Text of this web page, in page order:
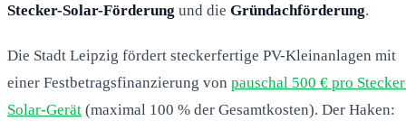
Stecker-Solar-Förderung und die Gründachförderung.
Die Stadt Leipzig fördert steckerfertige PV-Kleinanlagen mit
einer Festbetragsfinanzierung von pauschal 500 € pro
Solar-Gerät (maximal 100 % der Gesamtkosten). Der Haken: